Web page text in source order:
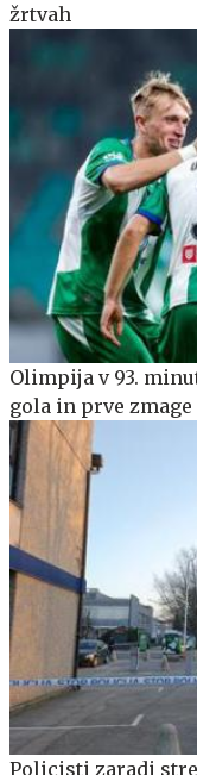
žrtvah
Olimpija v 93.
gola in prve zmage
Policisti zaradi